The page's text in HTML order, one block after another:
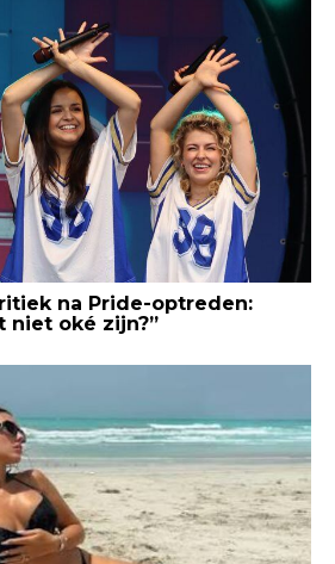
na Pride-optreden:
niet oké zijn?”